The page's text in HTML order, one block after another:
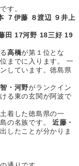
す。
７伊藤 ８渡辺 ９井上
田 17河野 18三好 19
高橋が第１位とな
までに入ります。 一
しています。徳島県
・河野がランクイン
る東の玄関が阿波で
着した徳島県の一
の名族です。 近藤・
したことが分かりま